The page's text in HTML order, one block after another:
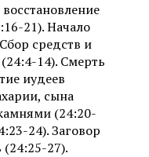
21). Начало
средств и
14). Смерть
иудеев
сына
(24:20-
24). Заговор
(24:25-27).